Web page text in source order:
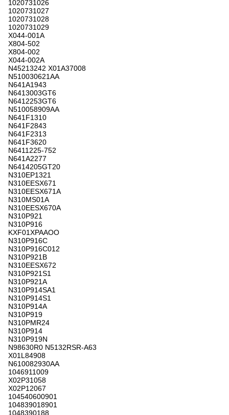
1020731026
1020731027
1020731028
1020731029
X044-001A
X804-502
X804-002
X044-002A
N45213242 X01A37008
N510030621AA
N641A1943
N6413003GT6
N6412253GT6
N510058909AA
N641F1310
N641F2843
N641F2313
N641F3620
N6411225-752
N641A2277
N6414205GT20
N310EP1321
N310EESX671
N310EESX671A
N310MS01A
N310EESX670A
N310P921
N310P916
KXF01XPAAOO
N310P916C
N310P916C012
N310P921B
N310EESX672
N310P921S1
N310P921A
N310P914SA1
N310P914S1
N310P914A
N310P919
N310PMR24
N310P914
N310P919N
N98630R0 N5132RSR-A63
X01L84908
N610082930AA
1046911009
X02P31058
X02P12067
104540600901
104839018901
1048390188